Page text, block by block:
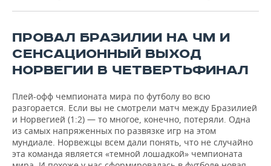
ФИГУРНОЕ КАТАНИЕ
ВОДНЫЕ ВИДЫ СПОРТА
ХОККЕЙ С МЯЧОМ
МЕДИЦИНА
ОБРАЗОВАНИЕ
ПРОИСШЕСТВИЯ
ПРОВАЛ БРАЗИЛИИ НА ЧМ И
СЕНСАЦИОННЫЙ ВЫХОД
НОРВЕГИИ В ЧЕТВЕРТЬФИНАЛ
Плей-офф чемпионата мира по футболу во всю
разгорается. Если вы не смотрели матч между Бразилией
и Норвегией (1:2) — то многое, конечно, потеряли. Одна
из самых напряженных по развязке игр на этом
мундиале. Норвежцы всем дали понять, что не случайно
эта команда является «темной лошадкой» чемпионата